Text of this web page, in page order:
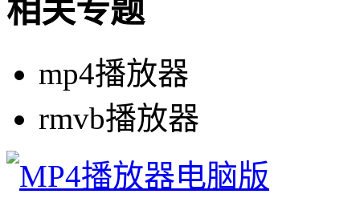
相关专题
mp4播放器
rmvb播放器